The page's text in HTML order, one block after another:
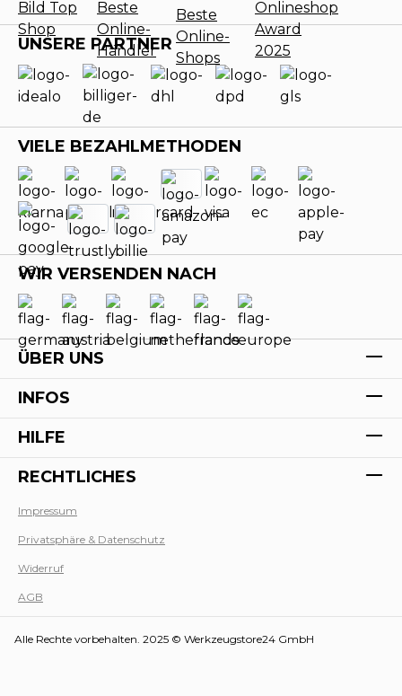
UNSERE PARTNER
VIELE BEZAHLMETHODEN
WIR VERSENDEN NACH
ÜBER UNS
INFOS
HILFE
RECHTLICHES
Impressum
Privatsphäre & Datenschutz
Widerruf
AGB
Alle Rechte vorbehalten. 2025 © Werkzeugstore24 GmbH